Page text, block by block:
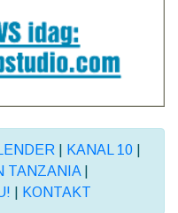
KANAL 10|
TANZANIA|
KONTAKT